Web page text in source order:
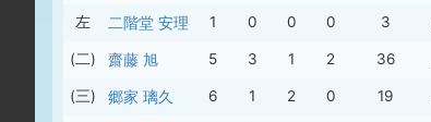
左 二階堂 安理 1 0 0 0 3
(二) 齋藤 旭 5 3 1 2 36
(三) 郷家 璃久 6 1 2 0 19